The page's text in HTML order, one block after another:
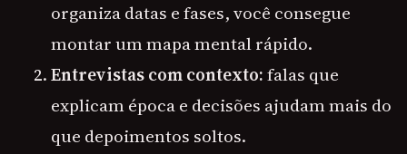
organiza datas e fases, você consegue
montar um mapa mental rápido.
Entrevistas com contexto:falas que
explicam época e decisões ajudam mais do
que depoimentos soltos.